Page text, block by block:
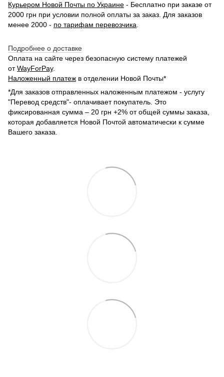
Курьером Новой Почты по Украине - Бесплатно при заказе от
2000 грн при условии полной оплаты за заказ. Для заказов
менее 2000 - по тарифам перевозчика.
Подробнее о доставке
Оплата на сайте через безопасную систему платежей
отWayForPay.
Наложенный платеж в отделении Новой Почты*
*Для заказов отправленных наложенным платежом - услугу
"Перевод средств"- оплачивает покупатель. Это
фиксированная сумма – 20 грн +2% от общей суммы заказа,
которая добавляется Новой Почтой автоматически к сумме
Вашего заказа.